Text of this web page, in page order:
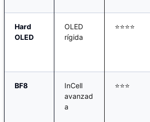
Hard
OLED
OLED
rígida
⭐⭐⭐⭐
BF8
InCell
avanzad
a
⭐⭐⭐